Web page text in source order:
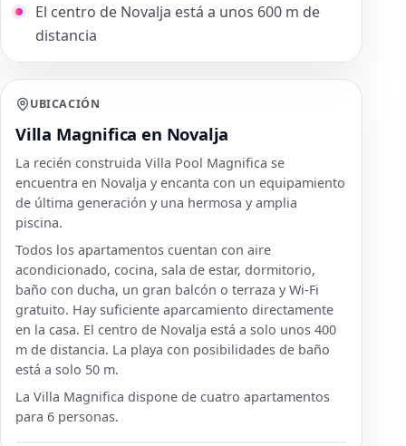
El centro de Novalja está a unos 600 m de
distancia
UBICACIÓN
Villa Magnifica en Novalja
La recién construida Villa Pool Magnifica se
encuentra en Novalja y encanta con un equipamiento
de última generación y una hermosa y amplia
piscina.
Todos los apartamentos cuentan con aire
acondicionado, cocina, sala de estar, dormitorio,
baño con ducha, un gran balcón o terraza y Wi-Fi
gratuito. Hay suficiente aparcamiento directamente
en la casa. El centro de Novalja está a solo unos 400
m de distancia. La playa con posibilidades de baño
está a solo 50 m.
La Villa Magnifica dispone de cuatro apartamentos
para 6 personas.